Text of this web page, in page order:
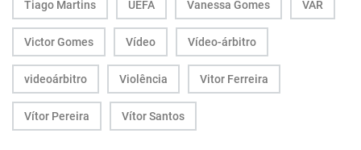
Tiago Martins UEFA Vanessa Gomes VAR
Victor Gomes Vídeo Vídeo-árbitro
videoárbitro Violência Vitor Ferreira
Vítor Pereira Vítor Santos